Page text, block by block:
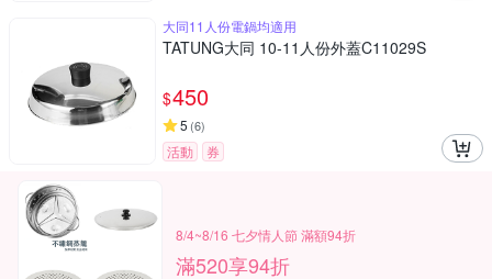
大同11人份電鍋均適用
TATUNG大同 10-11人份外蓋C11029S
$450
5 (6)
活動 券
8/4~8/16 七夕情人節 滿額94折
滿520享94折